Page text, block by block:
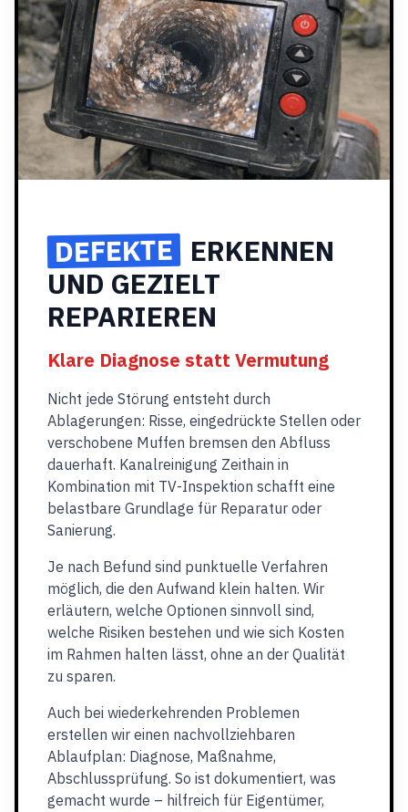
DEFEKTE ERKENNEN
UND GEZIELT
REPARIEREN
Klare Diagnose statt Vermutung
Nicht jede Störung entsteht durch
Ablagerungen: Risse, eingedrückte Stellen oder
verschobene Muffen bremsen den Abfluss
dauerhaft. Kanalreinigung Zeithain in
Kombination mit TV-Inspektion schafft eine
belastbare Grundlage für Reparatur oder
Sanierung.
Je nach Befund sind punktuelle Verfahren
möglich, die den Aufwand klein halten. Wir
erläutern, welche Optionen sinnvoll sind,
welche Risiken bestehen und wie sich Kosten
im Rahmen halten lässt, ohne an der Qualität
zu sparen.
Auch bei wiederkehrenden Problemen
erstellen wir einen nachvollziehbaren
Ablaufplan: Diagnose, Maßnahme,
Abschlussprüfung. So ist dokumentiert, was
gemacht wurde – hilfreich für Eigentümer,